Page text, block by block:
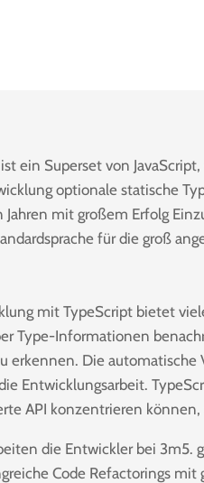
ein Superset von
optionale statische
mit großem Erfolg
für die groß
mit TypeScript bietet
Type-Informationen
erkennen. Die automatische
Entwicklungsarbeit.
API konzentrieren
die Entwickler bei 3m5.
Code Refactorings